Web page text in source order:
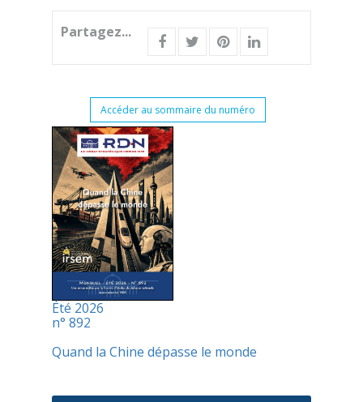
Partagez...
Accéder au sommaire du numéro
Été 2026
n° 892
Quand la Chine dépasse le monde